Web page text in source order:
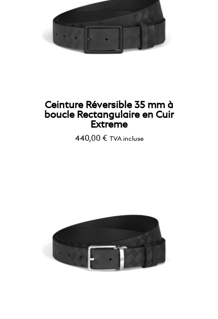
Ceinture Réversible 35 mm à
boucle Rectangulaire en Cuir
Extreme
440,00 € TVA incluse